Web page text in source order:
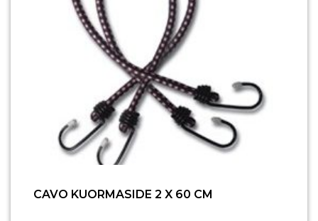
CAVO KUORMASIDE 2 X 60 CM